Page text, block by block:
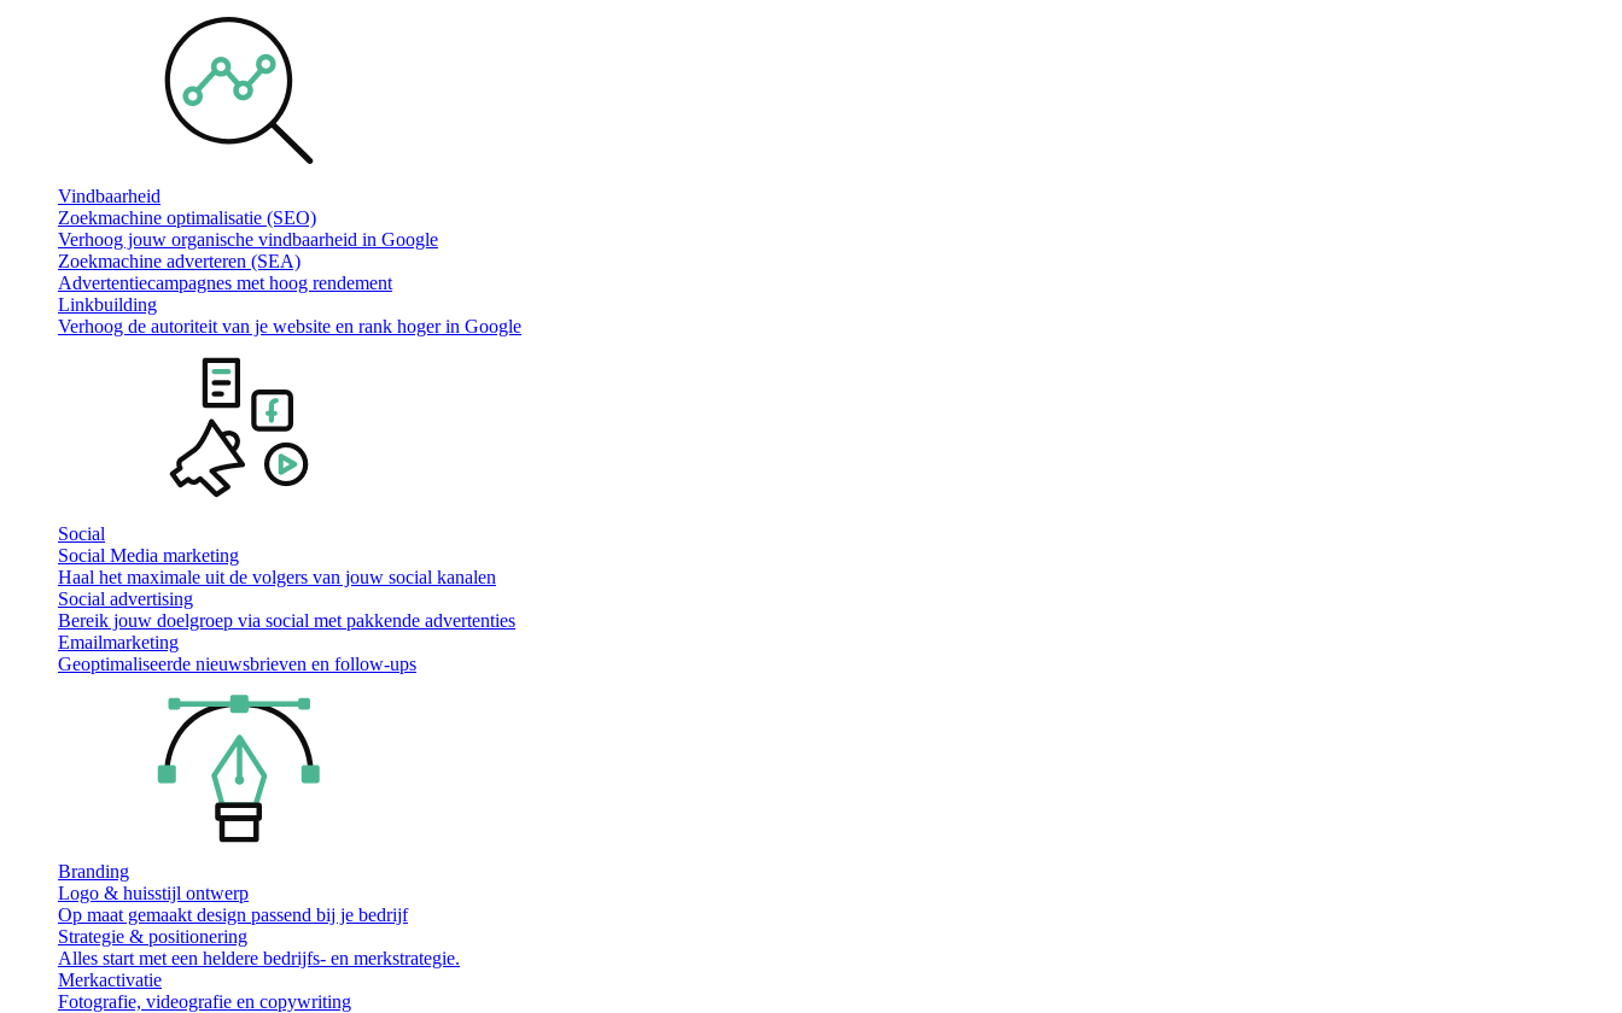
Vindbaarheid
Zoekmachine optimalisatie (SEO)
Verhoog jouw organische vindbaarheid in Google
Zoekmachine adverteren (SEA)
Advertentiecampagnes met hoog rendement
Linkbuilding
Verhoog de autoriteit van je website en rank hoger in Google
Social
Social Media marketing
Haal het maximale uit de volgers van jouw social kanalen
Social advertising
Bereik jouw doelgroep via social met pakkende advertenties
Emailmarketing
Geoptimaliseerde nieuwsbrieven en follow-ups
Branding
Logo & huisstijl ontwerp
Op maat gemaakt design passend bij je bedrijf
Strategie & positionering
Alles start met een heldere bedrijfs- en merkstrategie.
Merkactivatie
Fotografie, videografie en copywriting